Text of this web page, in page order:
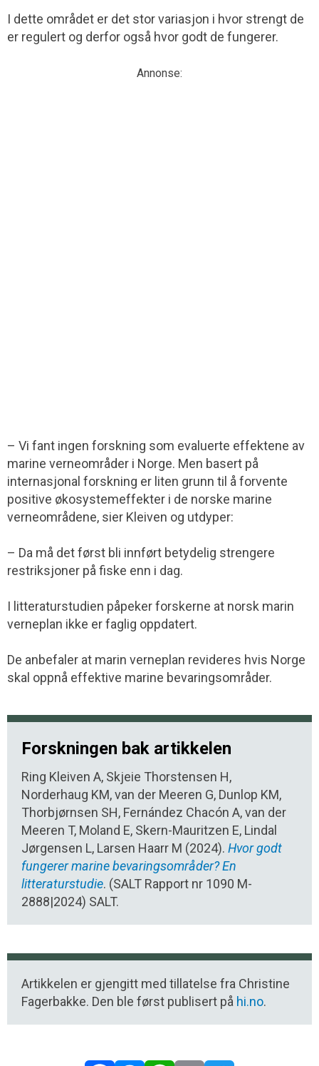
I dette området er det stor variasjon i hvor strengt de
er regulert og derfor også hvor godt de fungerer.
Annonse:
– Vi fant ingen forskning som evaluerte effektene av
marine verneområder i Norge. Men basert på
internasjonal forskning er liten grunn til å forvente
positive økosystemeffekter i de norske marine
verneområdene, sier Kleiven og utdyper:
– Da må det først bli innført betydelig strengere
restriksjoner på fiske enn i dag.
I litteraturstudien påpeker forskerne at norsk marin
verneplan ikke er faglig oppdatert.
De anbefaler at marin verneplan revideres hvis Norge
skal oppnå effektive marine bevaringsområder.
Forskningen bak artikkelen
Ring Kleiven A, Skjeie Thorstensen H,
Norderhaug KM, van der Meeren G, Dunlop KM,
Thorbjørnsen SH, Fernández Chacón A, van der
Meeren T, Moland E, Skern-Mauritzen E, Lindal
Jørgensen L, Larsen Haarr M (2024). Hvor godt
fungerer marine bevaringsområder? En
litteraturstudie. (SALT Rapport nr 1090 M-
2888|2024) SALT.
Artikkelen er gjengitt med tillatelse fra Christine
Fagerbakke. Den ble først publisert på hi.no.